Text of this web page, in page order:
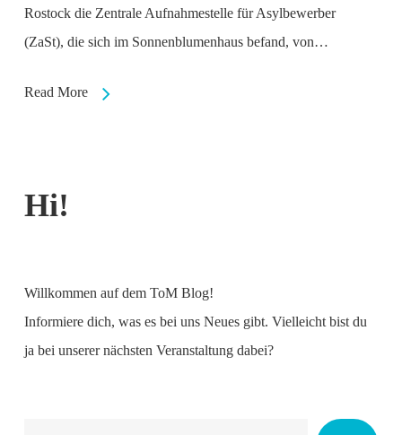
Rostock die Zentrale Aufnahmestelle für Asylbewerber
(ZaSt), die sich im Sonnenblumenhaus befand, von…
Read More
Hi!
Willkommen auf dem ToM Blog!
Informiere dich, was es bei uns Neues gibt. Vielleicht bist du
ja bei unserer nächsten Veranstaltung dabei?